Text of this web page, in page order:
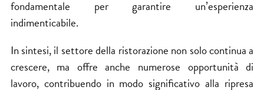
fondamentale per garantire un’esperienza
indimenticabile.
In sintesi, il settore della ristorazione non solo continua a
crescere, ma offre anche numerose opportunità di
lavoro, contribuendo in modo significativo alla ripresa